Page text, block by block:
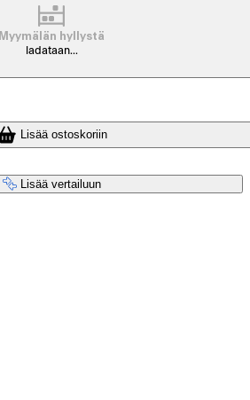
Myymälän hyllystä
ladataan...
Lisää ostoskoriin
Lisää vertailuun